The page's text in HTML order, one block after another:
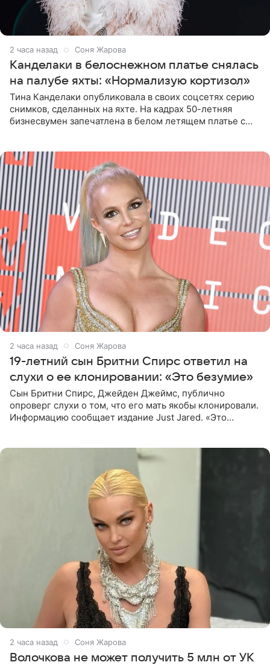
2 часа назад Соня Жарова
Канделаки в белоснежном платье снялась
на палубе яхты: «Нормализую кортизол»
Тина Канделаки опубликовала в своих соцсетях серию
снимков, сделанных на яхте. На кадрах 50-летняя
бизнесвумен запечатлена в белом летящем платье с
2 часа назад Соня Жарова
19-летний сын Бритни Спирс ответил на
слухи о ее клонировании: «Это безумие»
Сын Бритни Спирс, Джейден Джеймс, публично
опроверг слухи о том, что его мать якобы клонировали.
Информацию сообщает издание Just Jared. «Это
2 часа назад Соня Жарова
Волочкова не может получить 5 млн от УК